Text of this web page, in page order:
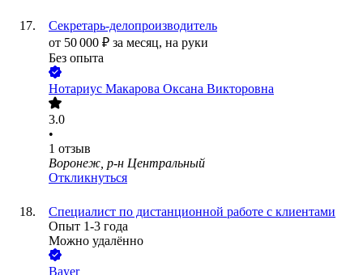
Секретарь-делопроизводитель
от 50 000 ₽ за месяц, на руки
Без опыта
Нотариус Макарова Оксана Викторовна
3.0
•
1 отзыв
Воронеж, р-н Центральный
Откликнуться
Специалист по дистанционной работе с клиентами
Опыт 1-3 года
Можно удалённо
Bayer